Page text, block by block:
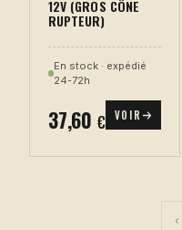
12V (GROS CÔNE
RUPTEUR)
En stock · expédié
24-72h
37,60 € VOIR
‹